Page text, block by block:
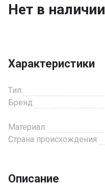
Нет в наличии
Характеристики
Тип:
Бренд:
Материал:
Страна происхождения:
Описание